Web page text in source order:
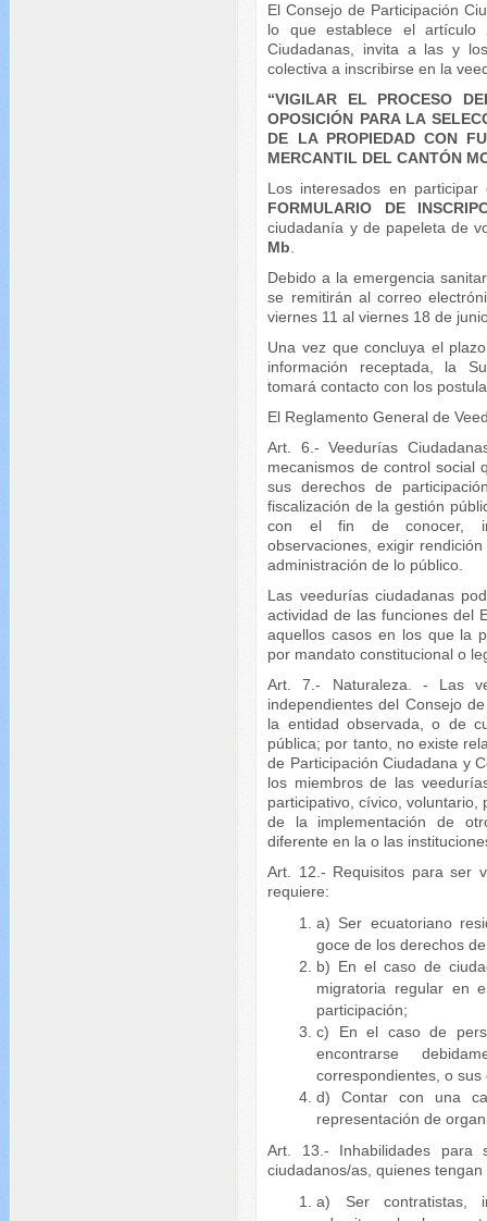
El Consejo de Participación
lo que establece el artículo
Ciudadanas, invita a las y
colectiva a inscribirse en la
“VIGILAR EL PROCESO
OPOSICIÓN PARA LA
DE LA PROPIEDAD CON
MERCANTIL DEL CANTÓN
Los interesados en
FORMULARIO DE
ciudadanía y de papeleta de
Mb.
Debido a la emergencia
se remitirán al correo
viernes 11 al viernes 18 de
Una vez que concluya el
información receptada, la
tomará contacto con los
El Reglamento General de
Art. 6.- Veedurías
mecanismos de control social
sus derechos de
fiscalización de la gestión
con el fin de conocer,
observaciones, exigir
administración de lo público.
Las veedurías ciudadanas
actividad de las funciones del
aquellos casos en los que la
por mandato constitucional o
Art. 7.- Naturaleza. - Las
independientes del Consejo
la entidad observada, o de
pública; por tanto, no existe
de Participación Ciudadana y
los miembros de las
participativo, cívico, voluntario,
de la implementación de
diferente en la o las
Art. 12.- Requisitos para ser
requiere:
a) Ser ecuatoriano
goce de los derechos
b) En el caso de
migratoria regular en
participación;
c) En el caso de
encontrarse
correspondientes, o sus
d) Contar con una
representación de
Art. 13.- Inhabilidades para
ciudadanos/as, quienes
a) Ser contratistas,